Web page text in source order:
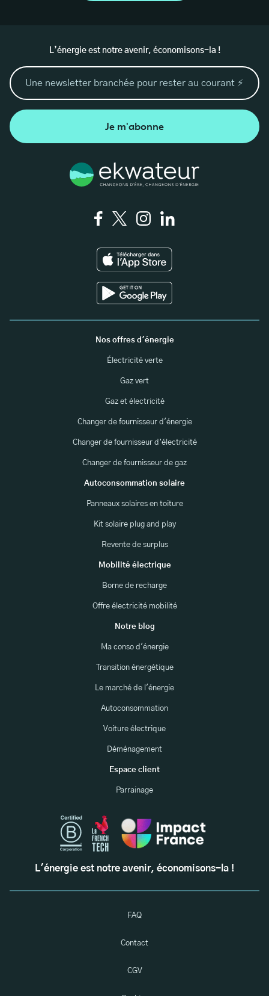
L’énergie est notre avenir, économisons-la !
Je m'abonne
Nos offres d'énergie
Électricité verte
Gaz vert
Gaz et électricité
Changer de fournisseur d'énergie
Changer de fournisseur d’électricité
Changer de fournisseur de gaz
Autoconsommation solaire
Panneaux solaires en toiture
Kit solaire plug and play
Revente de surplus
Mobilité électrique
Borne de recharge
Offre électricité mobilité
Notre blog
Ma conso d'énergie
Transition énergétique
Le marché de l'énergie
Autoconsommation
Voiture électrique
Déménagement
Espace client
Parrainage
L'énergie est notre avenir, économisons-la !
FAQ
Contact
CGV